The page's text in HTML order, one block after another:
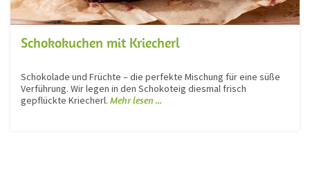
Schokokuchen mit Kriecherl
Schokolade und Früchte – die perfekte Mischung für eine süße
Verführung. Wir legen in den Schokoteig diesmal frisch
gepflückte Kriecherl. Mehr lesen ...